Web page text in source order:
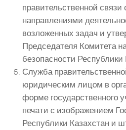
правительственной связи
направлениями
возложенных задач и
Председателя Комитета
безопасности Республики
Служба
юридическим лицом в
форме государственного
печати с изображением
Республики Казахстан и